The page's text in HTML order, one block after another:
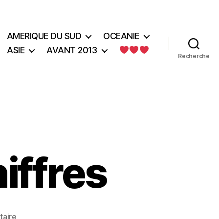
AMERIQUE DU SUD
OCEANIE
ASIE
AVANT 2013
Recherche
sur